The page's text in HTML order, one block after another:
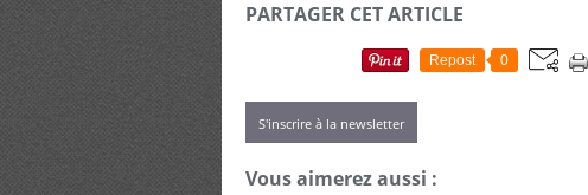
PARTAGER CET ARTICLE
Repost 0
S'inscrire à la newsletter
Vous aimerez aussi :